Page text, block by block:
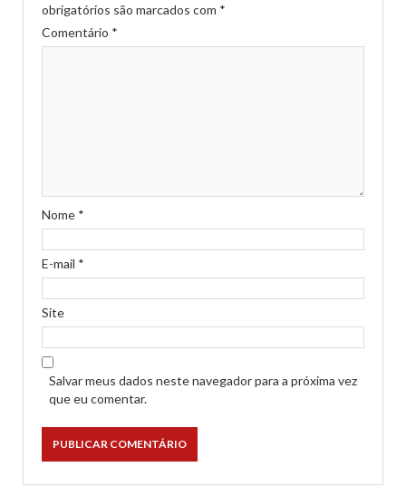
obrigatórios são marcados com *
Comentário *
Nome *
E-mail *
Site
Salvar meus dados neste navegador para a próxima vez
que eu comentar.